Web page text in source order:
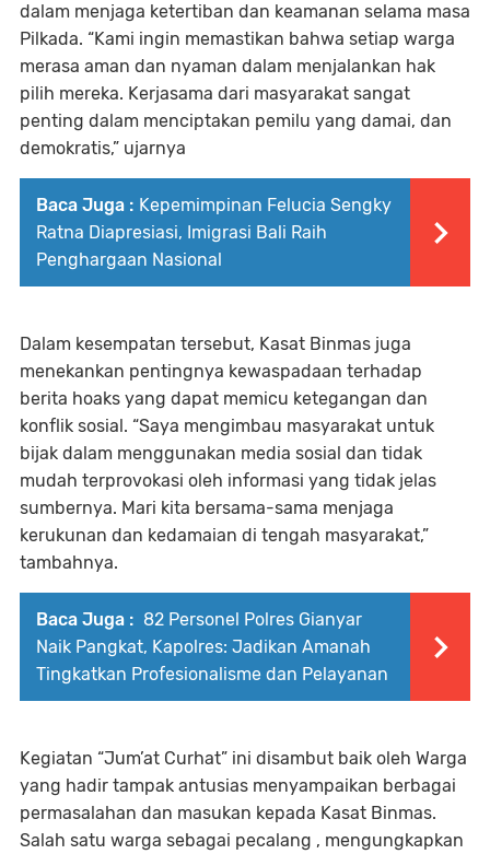
dalam menjaga ketertiban dan keamanan selama masa
Pilkada. “Kami ingin memastikan bahwa setiap warga
merasa aman dan nyaman dalam menjalankan hak
pilih mereka. Kerjasama dari masyarakat sangat
penting dalam menciptakan pemilu yang damai, dan
demokratis,” ujarnya
Baca Juga : Kepemimpinan Felucia Sengky
Ratna Diapresiasi, Imigrasi Bali Raih
Penghargaan Nasional
Dalam kesempatan tersebut, Kasat Binmas juga
menekankan pentingnya kewaspadaan terhadap
berita hoaks yang dapat memicu ketegangan dan
konflik sosial. “Saya mengimbau masyarakat untuk
bijak dalam menggunakan media sosial dan tidak
mudah terprovokasi oleh informasi yang tidak jelas
sumbernya. Mari kita bersama-sama menjaga
kerukunan dan kedamaian di tengah masyarakat,”
tambahnya.
Baca Juga : 82 Personel Polres Gianyar
Naik Pangkat, Kapolres: Jadikan Amanah
Tingkatkan Profesionalisme dan Pelayanan
Kegiatan “Jum’at Curhat” ini disambut baik oleh Warga
yang hadir tampak antusias menyampaikan berbagai
permasalahan dan masukan kepada Kasat Binmas.
Salah satu warga sebagai pecalang , mengungkapkan